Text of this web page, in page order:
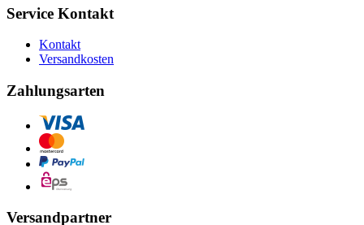
Service Kontakt
Kontakt
Versandkosten
Zahlungsarten
Versandpartner